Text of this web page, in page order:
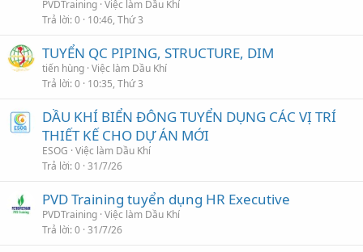
PVDTraining Việc làm Dầu Khí
Trả lời 0 10:46, Thứ 3
TUYỂN QC PIPING, STRUCTURE, DIM
tiến hùng Việc làm Dầu Khí
Trả lời 0 10:35, Thứ 3
DẦU KHÍ BIỂN ĐÔNG TUYỂN DỤNG CÁC VỊ TRÍ
THIẾT KẾ CHO DỰ ÁN MỚI
ESOG Việc làm Dầu Khí
Trả lời 0 31/7/26
PVD Training tuyển dụng HR Executive
PVDTraining Việc làm Dầu Khí
Trả lời 0 31/7/26